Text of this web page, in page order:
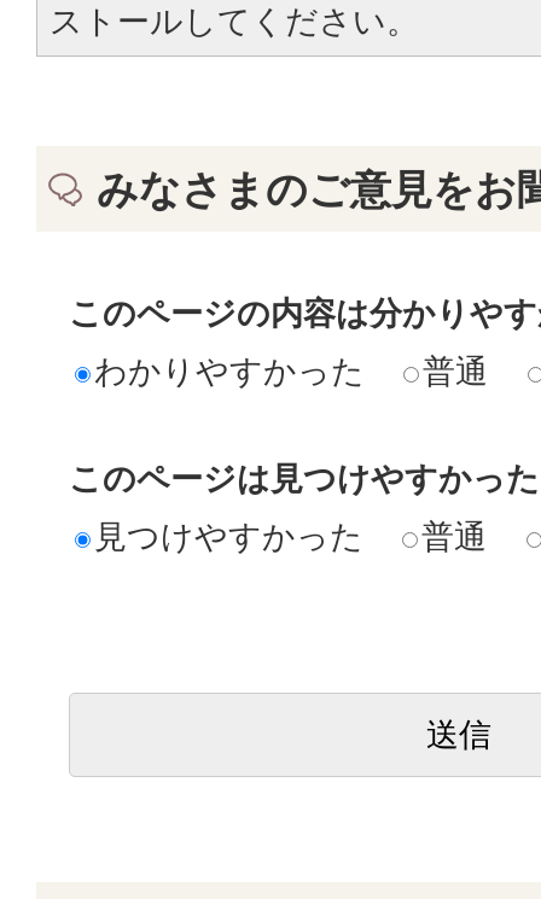
ストールしてください。
みなさまのご意見をお
このページの内容は分かりや
わかりやすかった
普通
このページは見つけやすかっ
見つけやすかった
普通